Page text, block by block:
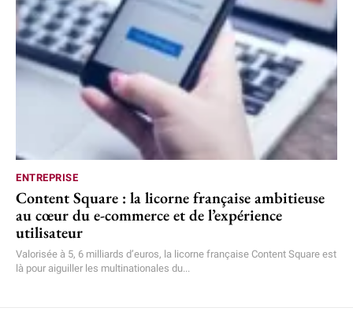
ENTREPRISE
Content Square : la licorne française ambitieuse
au cœur du e-commerce et de l’expérience
utilisateur
Valorisée à 5, 6 milliards d’euros, la licorne française Content Square est
là pour aiguiller les multinationales du...